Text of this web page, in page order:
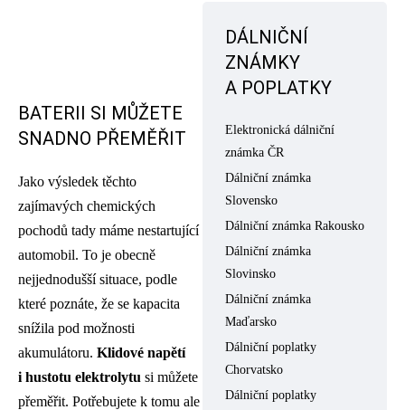
BATERII SI MŮŽETE
SNADNO PŘEMĚŘIT
Jako výsledek těchto
zajímavých chemických
pochodů tady máme nestartující
automobil. To je obecně
nejjednodušší situace, podle
které poznáte, že se kapacita
snížila pod možnosti
akumulátoru. Klidové napětí
i hustotu elektrolytu si můžete
přeměřit. Potřebujete k tomu ale
DÁLNIČNÍ
ZNÁMKY
A POPLATKY
Elektronická dálniční
známka ČR
Dálniční známka
Slovensko
Dálniční známka Rakousko
Dálniční známka
Slovinsko
Dálniční známka
Maďarsko
Dálniční poplatky
Chorvatsko
Dálniční poplatky